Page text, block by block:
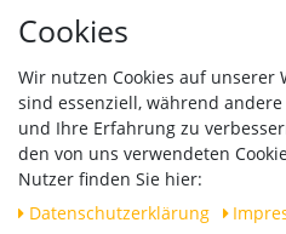
Cookies
Wir nutzen Cookies auf unserer
sind essenziell, während
und Ihre Erfahrung zu
den von uns verwendeten
Nutzer finden Sie hier:
Daten­schutz­erklärung
Händleranfragen B2B
Widerrufsrecht
Vertrag widerrufen
Versand